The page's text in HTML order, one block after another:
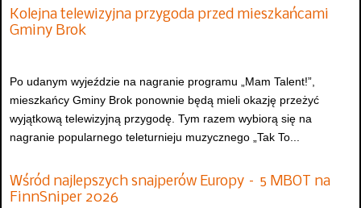
Kolejna telewizyjna przygoda przed mieszkańcami
Gminy Brok
Po udanym wyjeździe na nagranie programu „Mam Talent!”,
mieszkańcy Gminy Brok ponownie będą mieli okazję przeżyć
wyjątkową telewizyjną przygodę. Tym razem wybiorą się na
nagranie popularnego teleturnieju muzycznego „Tak To...
Wśród najlepszych snajperów Europy – 5 MBOT na
FinnSniper 2026